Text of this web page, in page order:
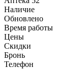
Наличие
Обновлено
Время работы
Цены
Скидки
Бронь
Телефон